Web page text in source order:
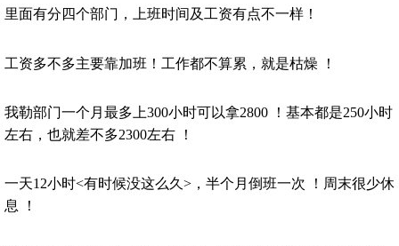
里面有分四个部门，上班时间及工资有点不一样！
工资多不多主要靠加班！工作都不算累，就是枯燥 ！
我勒部门一个月最多上300小时可以拿2800 ！基本都是250小时
左右，也就差不多2300左右 ！
一天12小时<有时候没这么久>，半个月倒班一次 ！周末很少休
息 ！